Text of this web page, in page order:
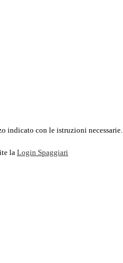
indicato con le istruzioni necessarie.
la Login Spaggiari